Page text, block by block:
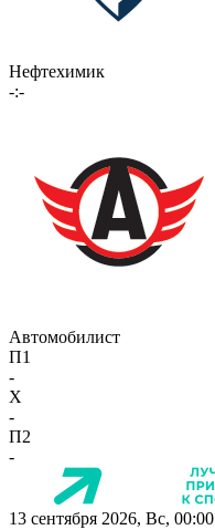
Нефтехимик
-:-
Автомобилист
П1
-
X
-
П2
-
13 сентября 2026, Вс, 00:00